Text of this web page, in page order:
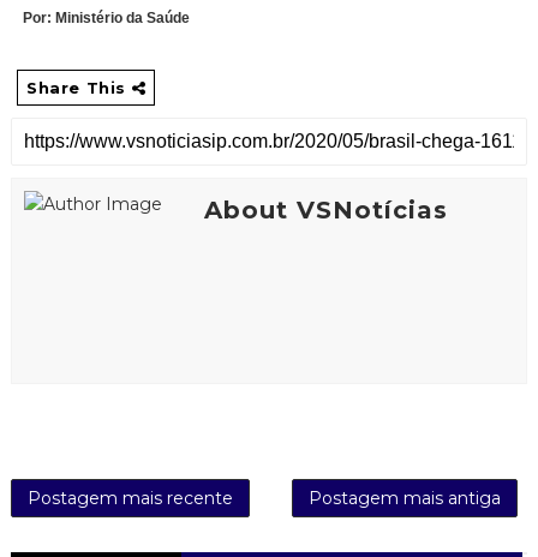
Por: Ministério da Saúde
Share This
About VSNotícias
Postagem mais recente Postagem mais antiga